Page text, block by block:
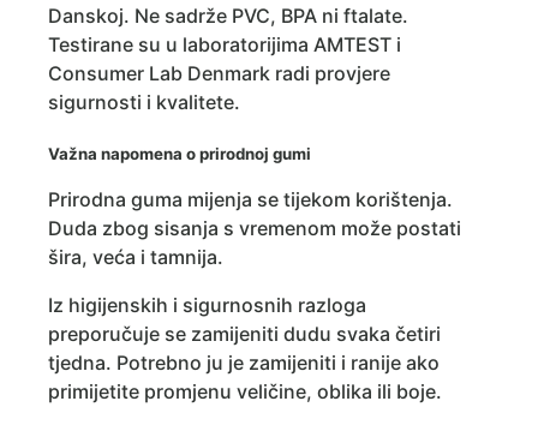
Danskoj. Ne sadrže PVC, BPA ni ftalate.
Testirane su u laboratorijima AMTEST i
Consumer Lab Denmark radi provjere
sigurnosti i kvalitete.
Važna napomena o prirodnoj gumi
Prirodna guma mijenja se tijekom korištenja.
Duda zbog sisanja s vremenom može postati
šira, veća i tamnija.
Iz higijenskih i sigurnosnih razloga
preporučuje se zamijeniti dudu svaka četiri
tjedna. Potrebno ju je zamijeniti i ranije ako
primijetite promjenu veličine, oblika ili boje.